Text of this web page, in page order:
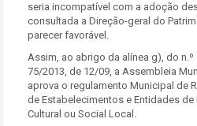
seria incompatível com a adoção
consultada a Direção-geral do
parecer favorável.
Assim, ao abrigo da alínea g), do n.º
75/2013, de 12/09, a Assembleia
aprova o regulamento Municipal de
de Estabelecimentos e Entidades
Cultural ou Social Local.